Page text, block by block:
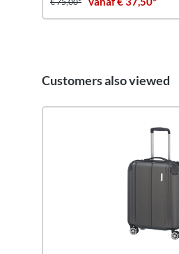
Productgalerij overslaan
Customers also viewed